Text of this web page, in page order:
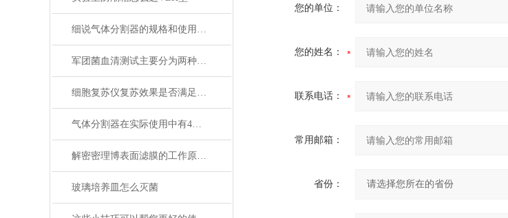
细说气体分割器的规格和使用特长
军团菌血清测试主要分为两种类型
细胞复苏仪复苏效果是否满足您的实际要求？
气体分割器在实际使用中有4大特性
解密密理博表面滤膜的工作原理与性能优势
玻璃培养皿怎么灭菌
您的单位：
您的姓名：
联系电话：
常用邮箱：
省份：